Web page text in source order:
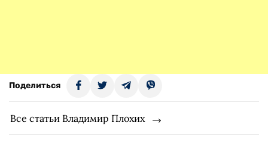
Поделиться
Все статьи Владимир Плохих